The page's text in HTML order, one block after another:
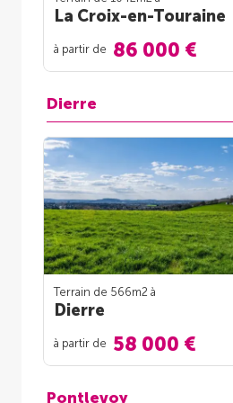
La Croix-en-Touraine
à partir de 86 000 €
Dierre
Terrain de 566m2 à
Dierre
à partir de 58 000 €
Pontlevoy